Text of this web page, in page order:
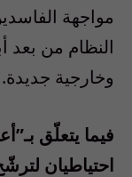
مواجهة
النظام من بعد
وخارجية جديدة.
فيما يتعلّق
احتياطيان